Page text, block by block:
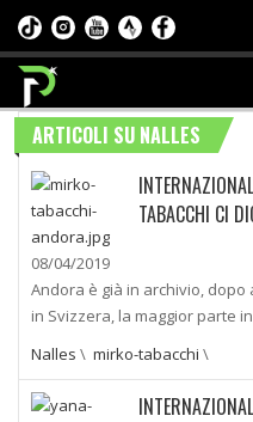
ARTICOLI SU NALLES
TABACCHI CI
08/04/2019
Andora è già in archivio,
in Svizzera, la maggior parte
Nalles \ mirko-tabacchi \